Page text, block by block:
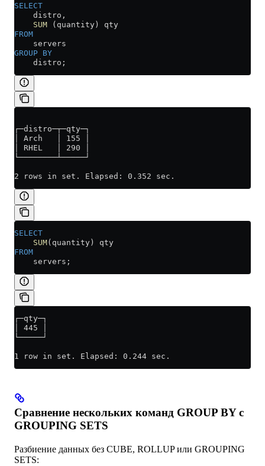
SELECT
    distro,
    SUM
(quantity) qty
FROM
    servers
GROUP BY
    distro;
┌─distro─┬─qty─┐
│ Arch   │ 155 │
│ RHEL   │ 290 │
└────────┴─────┘
2 rows in set. Elapsed: 0.352 sec.
SELECT
    SUM
(quantity) qty
FROM
    servers;
┌─qty─┐
│ 445 │
└─────┘
1 row in set. Elapsed: 0.244 sec.
Сравнение нескольких команд GROUP BY с
GROUPING SETS
Разбиение данных без CUBE, ROLLUP или GROUPING
SETS: